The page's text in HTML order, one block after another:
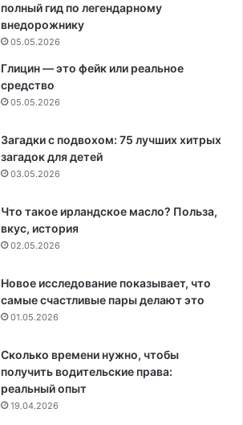
полный гид по легендарному
внедорожнику
05.05.2026
Глицин — это фейк или реальное
средство
05.05.2026
Загадки с подвохом: 75 лучших хитрых
загадок для детей
03.05.2026
Что такое ирландское масло? Польза,
вкус, история
02.05.2026
Новое исследование показывает, что
самые счастливые пары делают это
01.05.2026
Сколько времени нужно, чтобы
получить водительские права:
реальный опыт
19.04.2026